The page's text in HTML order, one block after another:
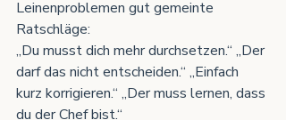
Leinenproblemen gut gemeinte
Ratschläge:
„Du musst dich mehr durchsetzen.“ „Der
darf das nicht entscheiden.“ „Einfach
kurz korrigieren.“ „Der muss lernen, dass
du der Chef bist.“